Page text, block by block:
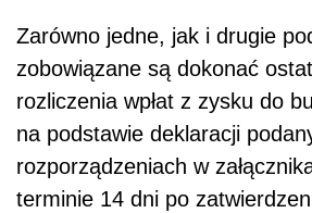
Zarówno jedne, jak i drugie
zobowiązane są dokonać
rozliczenia wpłat z zysku do
na podstawie deklaracji
rozporządzeniach w
terminie 14 dni po